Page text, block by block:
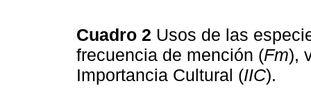
Cuadro 2 Usos de las
frecuencia de mención (Fm),
Importancia Cultural (IIC).